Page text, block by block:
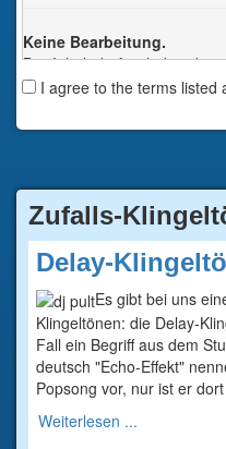
Keine Bearbeitung.
Der Inhalt darf nicht
werden. Jede Änderung
des Rechtsinhabers
I agree to the terms listed
Zufalls-
Delay-
Es gibt bei uns
Klingeltönen: die Delay-
Fall ein Begriff aus dem
deutsch "Echo-Effekt"
Popsong vor, nur ist er
Weiterlesen ...